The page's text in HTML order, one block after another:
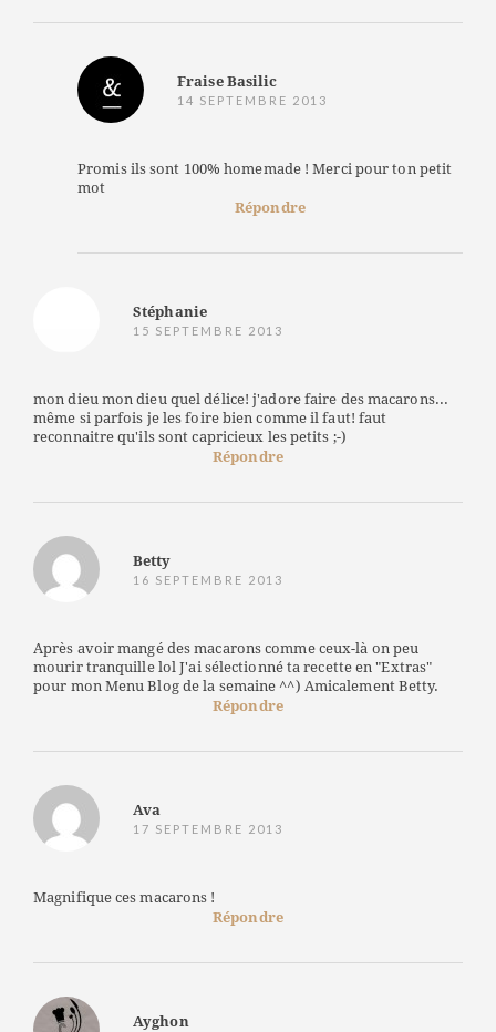
Fraise Basilic
14 SEPTEMBRE 2013
Promis ils sont 100% homemade ! Merci pour ton petit
mot
Répondre
Stéphanie
15 SEPTEMBRE 2013
mon dieu mon dieu quel délice! j'adore faire des macarons...
même si parfois je les foire bien comme il faut! faut
reconnaitre qu'ils sont capricieux les petits ;-)
Répondre
Betty
16 SEPTEMBRE 2013
Après avoir mangé des macarons comme ceux-là on peu
mourir tranquille lol J'ai sélectionné ta recette en "Extras"
pour mon Menu Blog de la semaine ^^) Amicalement Betty.
Répondre
Ava
17 SEPTEMBRE 2013
Magnifique ces macarons !
Répondre
Ayghon